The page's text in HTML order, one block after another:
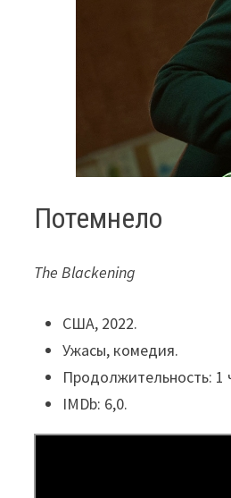
Потемнело
The Blackening
США, 2022.
Ужасы, комедия.
Продолжительность: 1
IMDb: 6,0.